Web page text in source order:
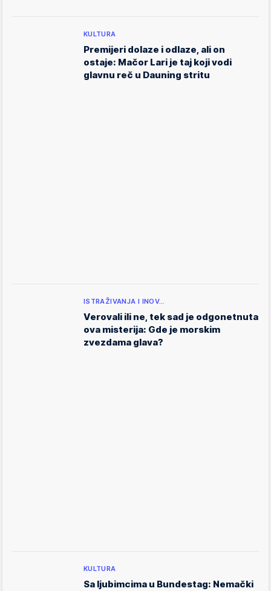
KULTURA
Premijeri dolaze i odlaze, ali on
ostaje: Mačor Lari je taj koji vodi
glavnu reč u Dauning stritu
ISTRAŽIVANJA I INOV…
Verovali ili ne, tek sad je odgonetnuta
ova misterija: Gde je morskim
zvezdama glava?
KULTURA
Sa ljubimcima u Bundestag: Nemački